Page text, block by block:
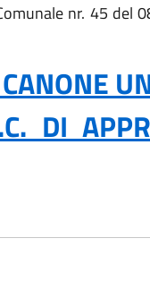
nr. 45 del
DI